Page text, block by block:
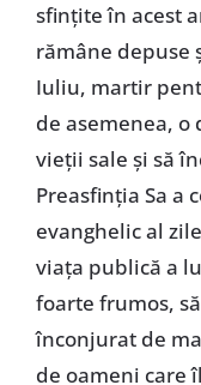
sfințite în acest
rămâne depuse
Iuliu, martir
de asemenea,
vieții sale și să
Preasfinția Sa a
evanghelic al
viața publică a
foarte frumos,
înconjurat de
de oameni care